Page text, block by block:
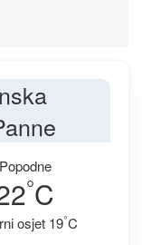
Popodne
°C
osjet 19°C